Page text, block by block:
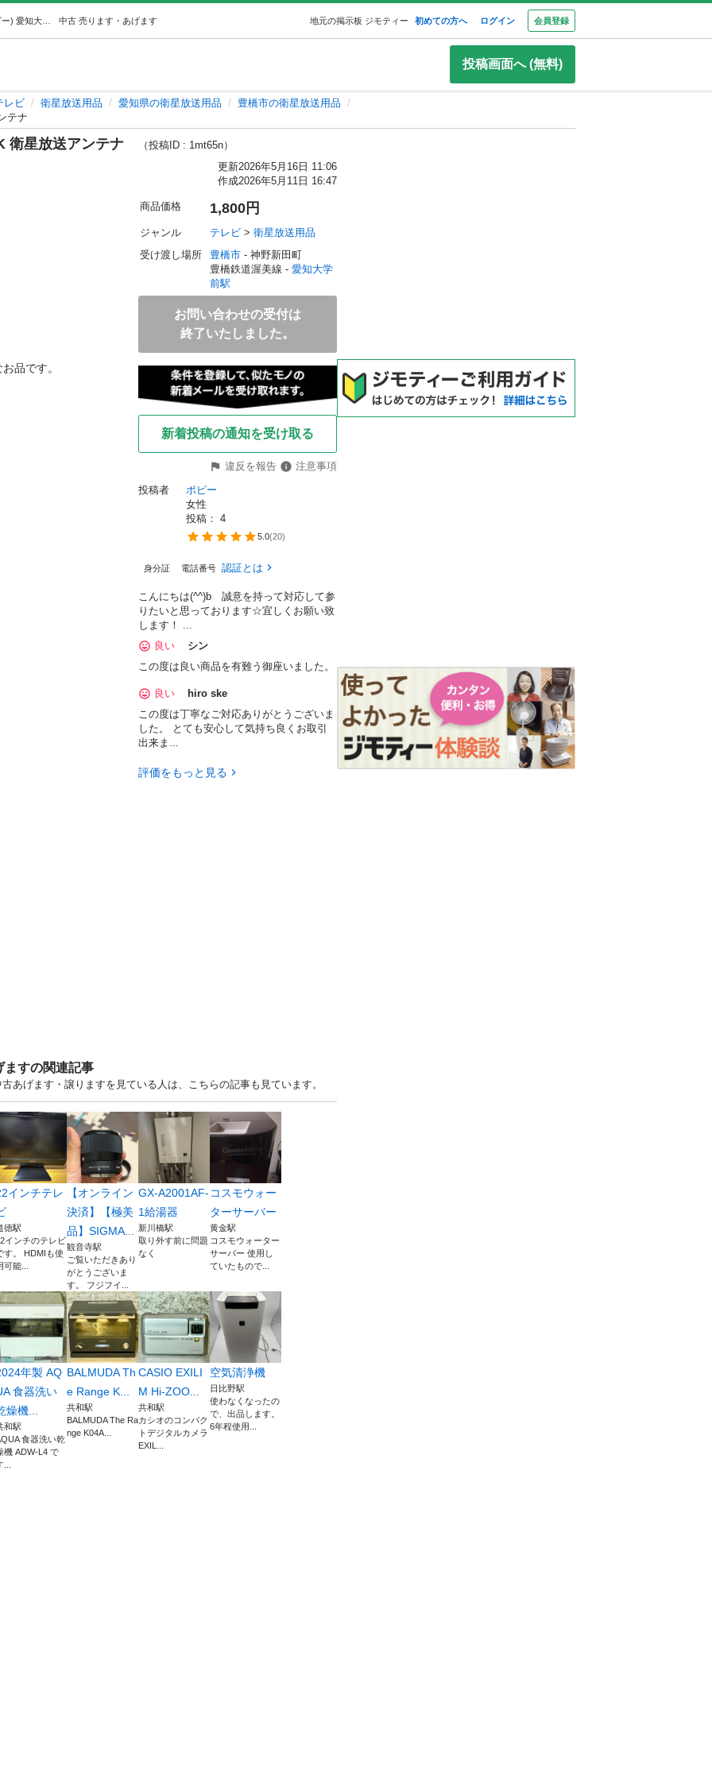
中古 売ります・あげます 地元の掲示板 ジモティー 初めての方へ ログイン 会員登録
投稿画面へ (無料)
レビ 衛星放送用品 愛知県の衛星放送用品
豊橋市の衛星放送用品
テナ
衛星放送アンテナ
（投稿ID : 1mt65n）
更新2026年5月16日 11:06
作成2026年5月11日 16:47
品です。
商品価格 1,800円
ジャンル テレビ > 衛星放送用品
受け渡し場所
豊橋市 - 神野新田町
豊橋鉄道渥美線 - 愛知大学
前駅
お問い合わせの受付は
終了いたしました。
新着投稿の通知を受け取る
違反を報告
注意事項
投稿者
ポピー
女性
投稿： 4
5.0(20)
身分証 電話番号 認証とは
こんにちは(^^)b 誠意を持って対応して参
りたいと思っております☆宜しくお願い致
します！ ...
良い
シン
この度は良い商品を有難う御座いました。
良い
hiro ske
この度は丁寧なご対応ありがとうございま
した。 とても安心して気持ち良くお取引
出来ま...
評価をもっと見る
ますの関連記事
げます・譲りますを見ている人は、こちらの記事も見ています。
インチテレ
徳駅
インチのテレビ
す。 HDMIも使
可能...
【オンライン
決済】【極美
品】SIGMA...
観音寺駅
ご覧いただきあり
がとうございま
す。 フジフイ...
GX-A2001AF-
1給湯器
新川橋駅
取り外す前に問題
なく
コスモウォー
ターサーバー
黄金駅
コスモウォーター
サーバー 使用し
ていたもので...
年製 AQ
食器洗い
燥機...
和駅
食器洗い乾
機 ADW-L4 で
...
BALMUDA Th
e Range K...
共和駅
BALMUDA The Ra
nge K04A...
CASIO EXILI
M Hi-ZOO...
共和駅
カシオのコンパク
トデジタルカメラ
EXIL...
空気清浄機
日比野駅
使わなくなったの
で、出品します。
6年程使用...